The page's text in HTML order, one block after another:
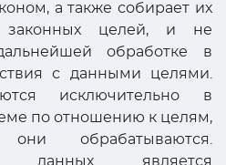
а также собирает их
законных целей, и не
обработке в
с данными целями.
исключительно в
по отношению к целям,
обрабатываются.
данных является